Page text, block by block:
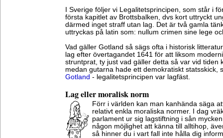
I Sverige följer vi Legalitetsprincipen, som står i
första kapitlet av Brottsbalken, dvs kort uttryckt
därmed inget straff utan lag. Det är två gamla
uttryckas på latin som: nullum crimen sine lege
Vad gäller Gotland så sägs ofta i historisk
lag efter övertagandet 1641 för att liksom
struntprat, ty just vad gäller detta så var vid tiden
medan gutarna hade ett demokratiskt statsskick,
Gotland - legalitetsprincipen var lagfäst.
Lag eller moralisk norm
Förr i världen kan man kanhända säga
relativt enkla moraliska normer. I dag
parlament ur sig lagstiftning i sån
någon möjlighet att känna till alltihop,
så hinner du i vart fall inte hålla dig